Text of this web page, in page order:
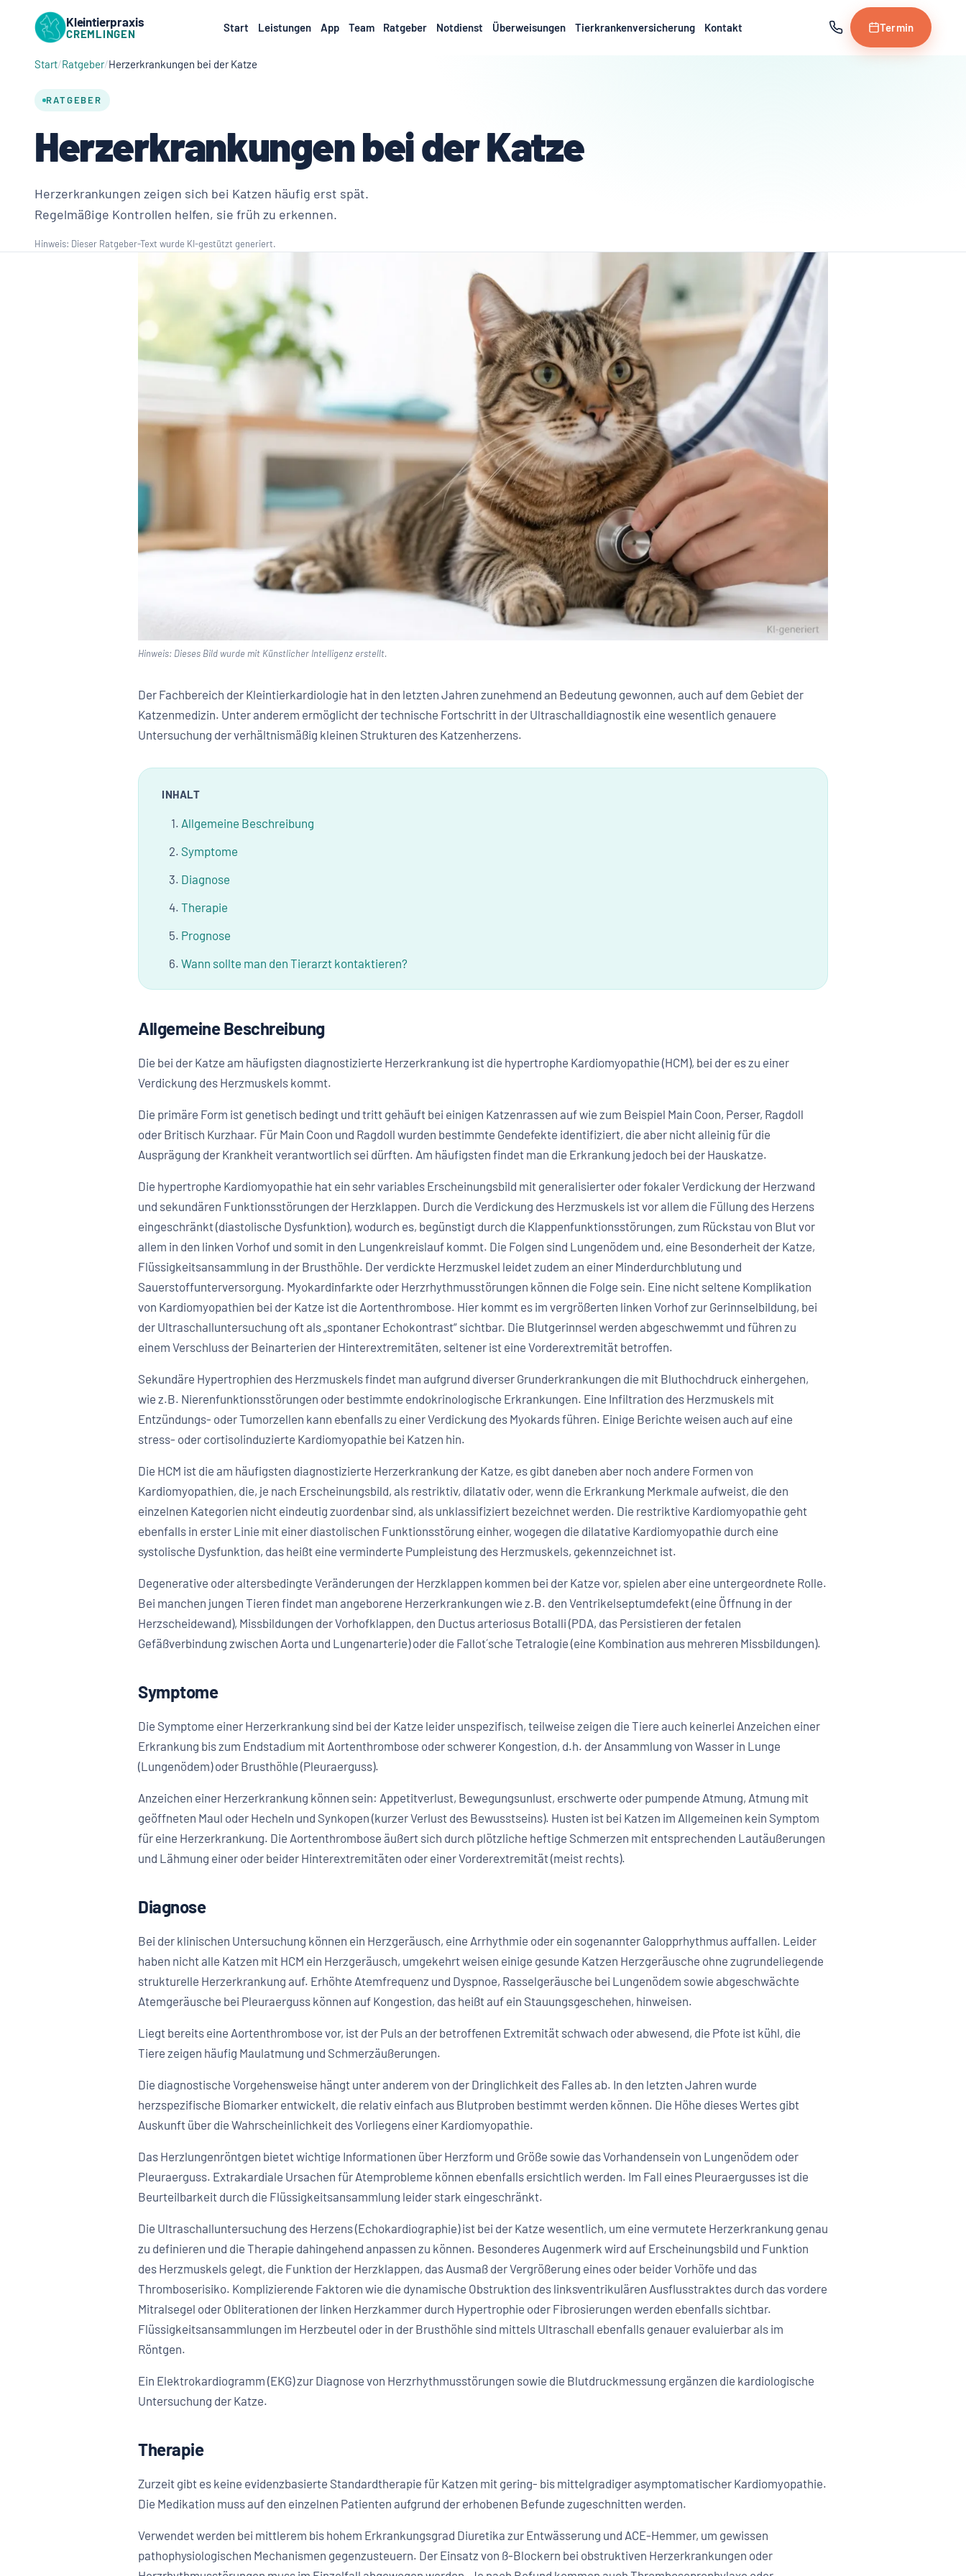
Kleintierpraxis
CREMLINGEN Start Leistungen App Team Ratgeber Notdienst Überweisungen Tierkrankenversicherung Kontakt Termin
Start Ratgeber Herzerkrankungen bei der Katze
RATGEBER
Herzerkrankungen bei der Katze
Herzerkrankungen zeigen sich bei Katzen häufig erst spät.
Regelmäßige Kontrollen helfen, sie früh zu erkennen.
Hinweis: Dieser Ratgeber-Text wurde KI-gestützt generiert.
Hinweis: Dieses Bild wurde mit Künstlicher Intelligenz erstellt.
Der Fachbereich der Kleintierkardiologie hat in den letzten Jahren zunehmend an Bedeutung gewonnen, auch auf dem Gebiet der
Katzenmedizin. Unter anderem ermöglicht der technische Fortschritt in der Ultraschalldiagnostik eine wesentlich genauere
Untersuchung der verhältnismäßig kleinen Strukturen des Katzenherzens.
INHALT
Allgemeine Beschreibung
Symptome
Diagnose
Therapie
Prognose
Wann sollte man den Tierarzt kontaktieren?
Allgemeine Beschreibung
Die bei der Katze am häufigsten diagnostizierte Herzerkrankung ist die hypertrophe Kardiomyopathie (HCM), bei der es zu einer
Verdickung des Herzmuskels kommt.
Die primäre Form ist genetisch bedingt und tritt gehäuft bei einigen Katzenrassen auf wie zum Beispiel Main Coon, Perser, Ragdoll
oder Britisch Kurzhaar. Für Main Coon und Ragdoll wurden bestimmte Gendefekte identifiziert, die aber nicht alleinig für die
Ausprägung der Krankheit verantwortlich sei dürften. Am häufigsten findet man die Erkrankung jedoch bei der Hauskatze.
Die hypertrophe Kardiomyopathie hat ein sehr variables Erscheinungsbild mit generalisierter oder fokaler Verdickung der Herzwand
und sekundären Funktionsstörungen der Herzklappen. Durch die Verdickung des Herzmuskels ist vor allem die Füllung des Herzens
eingeschränkt (diastolische Dysfunktion), wodurch es, begünstigt durch die Klappenfunktionsstörungen, zum Rückstau von Blut vor
allem in den linken Vorhof und somit in den Lungenkreislauf kommt. Die Folgen sind Lungenödem und, eine Besonderheit der Katze,
Flüssigkeitsansammlung in der Brusthöhle. Der verdickte Herzmuskel leidet zudem an einer Minderdurchblutung und
Sauerstoffunterversorgung. Myokardinfarkte oder Herzrhythmusstörungen können die Folge sein. Eine nicht seltene Komplikation
von Kardiomyopathien bei der Katze ist die Aortenthrombose. Hier kommt es im vergrößerten linken Vorhof zur Gerinnselbildung, bei
der Ultraschalluntersuchung oft als „spontaner Echokontrast“ sichtbar. Die Blutgerinnsel werden abgeschwemmt und führen zu
einem Verschluss der Beinarterien der Hinterextremitäten, seltener ist eine Vorderextremität betroffen.
Sekundäre Hypertrophien des Herzmuskels findet man aufgrund diverser Grunderkrankungen die mit Bluthochdruck einhergehen,
wie z.B. Nierenfunktionsstörungen oder bestimmte endokrinologische Erkrankungen. Eine Infiltration des Herzmuskels mit
Entzündungs- oder Tumorzellen kann ebenfalls zu einer Verdickung des Myokards führen. Einige Berichte weisen auch auf eine
stress- oder cortisolinduzierte Kardiomyopathie bei Katzen hin.
Die HCM ist die am häufigsten diagnostizierte Herzerkrankung der Katze, es gibt daneben aber noch andere Formen von
Kardiomyopathien, die, je nach Erscheinungsbild, als restriktiv, dilatativ oder, wenn die Erkrankung Merkmale aufweist, die den
einzelnen Kategorien nicht eindeutig zuordenbar sind, als unklassifiziert bezeichnet werden. Die restriktive Kardiomyopathie geht
ebenfalls in erster Linie mit einer diastolischen Funktionsstörung einher, wogegen die dilatative Kardiomyopathie durch eine
systolische Dysfunktion, das heißt eine verminderte Pumpleistung des Herzmuskels, gekennzeichnet ist.
Degenerative oder altersbedingte Veränderungen der Herzklappen kommen bei der Katze vor, spielen aber eine untergeordnete Rolle.
Bei manchen jungen Tieren findet man angeborene Herzerkrankungen wie z.B. den Ventrikelseptumdefekt (eine Öffnung in der
Herzscheidewand), Missbildungen der Vorhofklappen, den Ductus arteriosus Botalli (PDA, das Persistieren der fetalen
Gefäßverbindung zwischen Aorta und Lungenarterie) oder die Fallot´sche Tetralogie (eine Kombination aus mehreren Missbildungen).
Symptome
Die Symptome einer Herzerkrankung sind bei der Katze leider unspezifisch, teilweise zeigen die Tiere auch keinerlei Anzeichen einer
Erkrankung bis zum Endstadium mit Aortenthrombose oder schwerer Kongestion, d.h. der Ansammlung von Wasser in Lunge
(Lungenödem) oder Brusthöhle (Pleuraerguss).
Anzeichen einer Herzerkrankung können sein: Appetitverlust, Bewegungsunlust, erschwerte oder pumpende Atmung, Atmung mit
geöffneten Maul oder Hecheln und Synkopen (kurzer Verlust des Bewusstseins). Husten ist bei Katzen im Allgemeinen kein Symptom
für eine Herzerkrankung. Die Aortenthrombose äußert sich durch plötzliche heftige Schmerzen mit entsprechenden Lautäußerungen
und Lähmung einer oder beider Hinterextremitäten oder einer Vorderextremität (meist rechts).
Diagnose
Bei der klinischen Untersuchung können ein Herzgeräusch, eine Arrhythmie oder ein sogenannter Galopprhythmus auffallen. Leider
haben nicht alle Katzen mit HCM ein Herzgeräusch, umgekehrt weisen einige gesunde Katzen Herzgeräusche ohne zugrundeliegende
strukturelle Herzerkrankung auf. Erhöhte Atemfrequenz und Dyspnoe, Rasselgeräusche bei Lungenödem sowie abgeschwächte
Atemgeräusche bei Pleuraerguss können auf Kongestion, das heißt auf ein Stauungsgeschehen, hinweisen.
Liegt bereits eine Aortenthrombose vor, ist der Puls an der betroffenen Extremität schwach oder abwesend, die Pfote ist kühl, die
Tiere zeigen häufig Maulatmung und Schmerzäußerungen.
Die diagnostische Vorgehensweise hängt unter anderem von der Dringlichkeit des Falles ab. In den letzten Jahren wurde
herzspezifische Biomarker entwickelt, die relativ einfach aus Blutproben bestimmt werden können. Die Höhe dieses Wertes gibt
Auskunft über die Wahrscheinlichkeit des Vorliegens einer Kardiomyopathie.
Das Herzlungenröntgen bietet wichtige Informationen über Herzform und Größe sowie das Vorhandensein von Lungenödem oder
Pleuraerguss. Extrakardiale Ursachen für Atemprobleme können ebenfalls ersichtlich werden. Im Fall eines Pleuraergusses ist die
Beurteilbarkeit durch die Flüssigkeitsansammlung leider stark eingeschränkt.
Die Ultraschalluntersuchung des Herzens (Echokardiographie) ist bei der Katze wesentlich, um eine vermutete Herzerkrankung genau
zu definieren und die Therapie dahingehend anpassen zu können. Besonderes Augenmerk wird auf Erscheinungsbild und Funktion
des Herzmuskels gelegt, die Funktion der Herzklappen, das Ausmaß der Vergrößerung eines oder beider Vorhöfe und das
Thromboserisiko. Komplizierende Faktoren wie die dynamische Obstruktion des linksventrikulären Ausflusstraktes durch das vordere
Mitralsegel oder Obliterationen der linken Herzkammer durch Hypertrophie oder Fibrosierungen werden ebenfalls sichtbar.
Flüssigkeitsansammlungen im Herzbeutel oder in der Brusthöhle sind mittels Ultraschall ebenfalls genauer evaluierbar als im
Röntgen.
Ein Elektrokardiogramm (EKG) zur Diagnose von Herzrhythmusstörungen sowie die Blutdruckmessung ergänzen die kardiologische
Untersuchung der Katze.
Therapie
Zurzeit gibt es keine evidenzbasierte Standardtherapie für Katzen mit gering- bis mittelgradiger asymptomatischer Kardiomyopathie.
Die Medikation muss auf den einzelnen Patienten aufgrund der erhobenen Befunde zugeschnitten werden.
Verwendet werden bei mittlerem bis hohem Erkrankungsgrad Diuretika zur Entwässerung und ACE-Hemmer, um gewissen
pathophysiologischen Mechanismen gegenzusteuern. Der Einsatz von ß-Blockern bei obstruktiven Herzerkrankungen oder